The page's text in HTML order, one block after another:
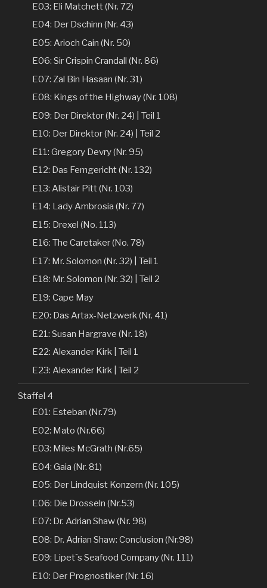
E03: Eli Matchett (Nr. 72)
E04: Der Dschinn (Nr. 43)
E05: Arioch Cain (Nr. 50)
E06: Sir Crispin Crandall (Nr. 86)
E07: Zal Bin Hasaan (Nr. 31)
E08: Kings of the Highway (Nr. 108)
E09: Der Direktor (Nr. 24) | Teil 1
E10: Der Direktor (Nr. 24) | Teil 2
E11: Gregory Devry (Nr. 95)
E12: Das Femgericht (Nr. 132)
E13: Alistair Pitt (Nr. 103)
E14: Lady Ambrosia (Nr. 77)
E15: Drexel (No. 113)
E16: The Caretaker (No. 78)
E17: Mr. Solomon (Nr. 32) | Teil 1
E18: Mr. Solomon (Nr. 32) | Teil 2
E19: Cape May
E20: Das Artax-Netzwerk (Nr. 41)
E21: Susan Hargrave (Nr. 18)
E22: Alexander Kirk | Teil 1
E23: Alexander Kirk | Teil 2
Staffel 4
E01: Esteban (Nr.79)
E02: Mato (Nr.66)
E03: Miles McGrath (Nr.65)
E04: Gaia (Nr. 81)
E05: Der Lindquist Konzern (Nr. 105)
E06: Die Drosseln (Nr.53)
E07: Dr. Adrian Shaw (Nr. 98)
E08: Dr. Adrian Shaw: Conclusion (Nr.98)
E09: Lipet´s Seafood Company (Nr. 111)
E10: Der Prognostiker (Nr. 16)